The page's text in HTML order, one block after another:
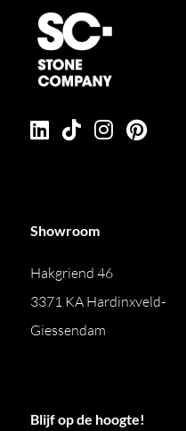
Showroom
Hakgriend 46
3371 KA Hardinxveld-
Giessendam
Blijf op de hoogte!